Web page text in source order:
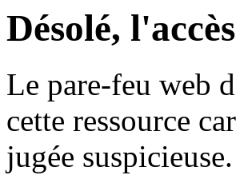
Désolé,
Le pare-feu web
cette ressource
jugée suspicieuse.